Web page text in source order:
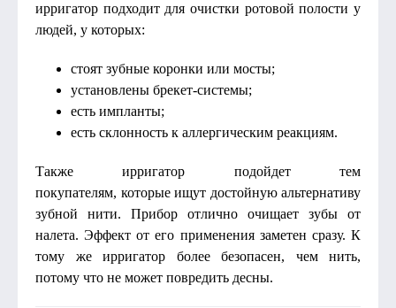
ирригатор подходит для очистки ротовой полости у
людей, у которых:
стоят зубные коронки или мосты;
установлены брекет-системы;
есть импланты;
есть склонность к аллергическим реакциям.
Также ирригатор подойдет тем
покупателям, которые ищут достойную альтернативу
зубной нити. Прибор отлично очищает зубы от
налета. Эффект от его применения заметен сразу. К
тому же ирригатор более безопасен, чем нить,
потому что не может повредить десны.